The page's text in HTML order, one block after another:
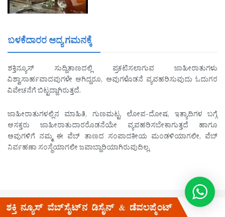
ಬಳಕೆದಾರರ ಆದ್ಯ ಗಮನಕ್ಕೆ
ಶಕ್ತಿನ್ಯೂಸ್ ಸುದ್ದಿತಾಣದಲ್ಲಿ ಪ್ರಕಟಿಸಲಾಗುವ ಜಾಹೀರಾತುಗಳು
ವಿಶ್ವಾಸಾರ್ಹವಾದವುಗಳೇ ಆಗಿದ್ದರೂ, ಅವುಗಳೊಡನೆ ವ್ಯವಹರಿಸುವುದು ಓದುಗರ
ವಿವೇಚನೆಗೆ ಬಿಟ್ಟದ್ದಾಗಿರುತ್ತದೆ.
ಜಾಹೀರಾತುಗಳಲ್ಲಿನ ಮಾಹಿತಿ, ಗುಣಮಟ್ಟ, ಲೋಪ-ದೋಷ, ಇತ್ಯಾದಿಗಳ ಬಗ್ಗೆ
ಆಸಕ್ತರು ಜಾಹೀರಾತುದಾರರೊಡನೆಯೇ ವ್ಯವಹರಿಸಬೇಕಾಗುತ್ತದೆ ಹಾಗೂ
ಅವುಗಳಿಗೆ ನಮ್ಮ ಈ ವೆಬ್ ತಾಣದ ಸಂಪಾದಕೀಯ ಮಂಡಳಿಯಾಗಲೀ, ವೆಬ್
ನಿರ್ವಹಣಾ ಸಂಸ್ಥೆಯಾಗಲೀ ಜವಾಬ್ದಾರಿಯಾಗಿರುವುದಿಲ್ಲ.